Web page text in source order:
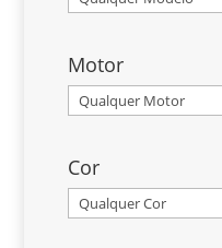
Motor
Cor